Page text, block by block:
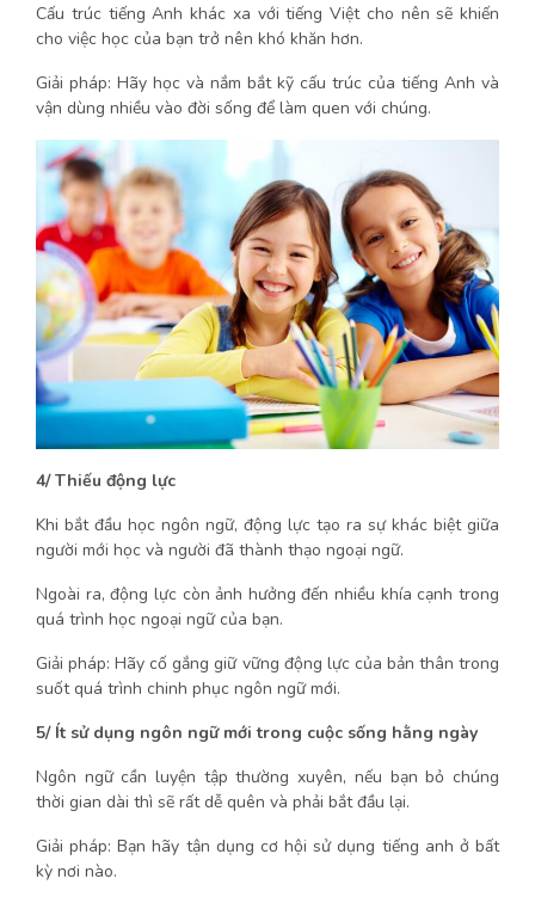
Cấu trúc tiếng Anh khác xa với tiếng Việt cho nên sẽ khiến
cho việc học của bạn trở nên khó khăn hơn.
Giải pháp: Hãy học và nắm bắt kỹ cấu trúc của tiếng Anh và
vận dùng nhiều vào đời sống để làm quen với chúng.
4/ Thiếu động lực
Khi bắt đầu học ngôn ngữ, động lực tạo ra sự khác biệt giữa
người mới học và người đã thành thạo ngoại ngữ.
Ngoài ra, động lực còn ảnh hưởng đến nhiều khía cạnh trong
quá trình học ngoại ngữ của bạn.
Giải pháp: Hãy cố gắng giữ vững động lực của bản thân trong
suốt quá trình chinh phục ngôn ngữ mới.
5/ Ít sử dụng ngôn ngữ mới trong cuộc sống hằng ngày
Ngôn ngữ cần luyện tập thường xuyên, nếu bạn bỏ chúng
thời gian dài thì sẽ rất dễ quên và phải bắt đầu lại.
Giải pháp: Bạn hãy tận dụng cơ hội sử dụng tiếng anh ở bất
kỳ nơi nào.